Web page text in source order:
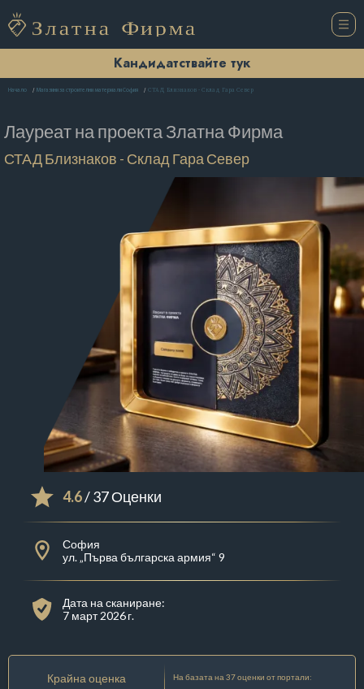
Кандидатствайте тук
Начало Магазини за строителни материали София СТАД Близнаков - Склад Гара Север
Лауреат на проектаЗлатна Фирма
СТАД Близнаков - Склад Гара Север
4.6/ 37 Оценки
София
ул. „Първа българска армия“ 9
Дата на сканиране:
7 март 2026 г.
Крайна оценка На базата на 37 оценки от портали: